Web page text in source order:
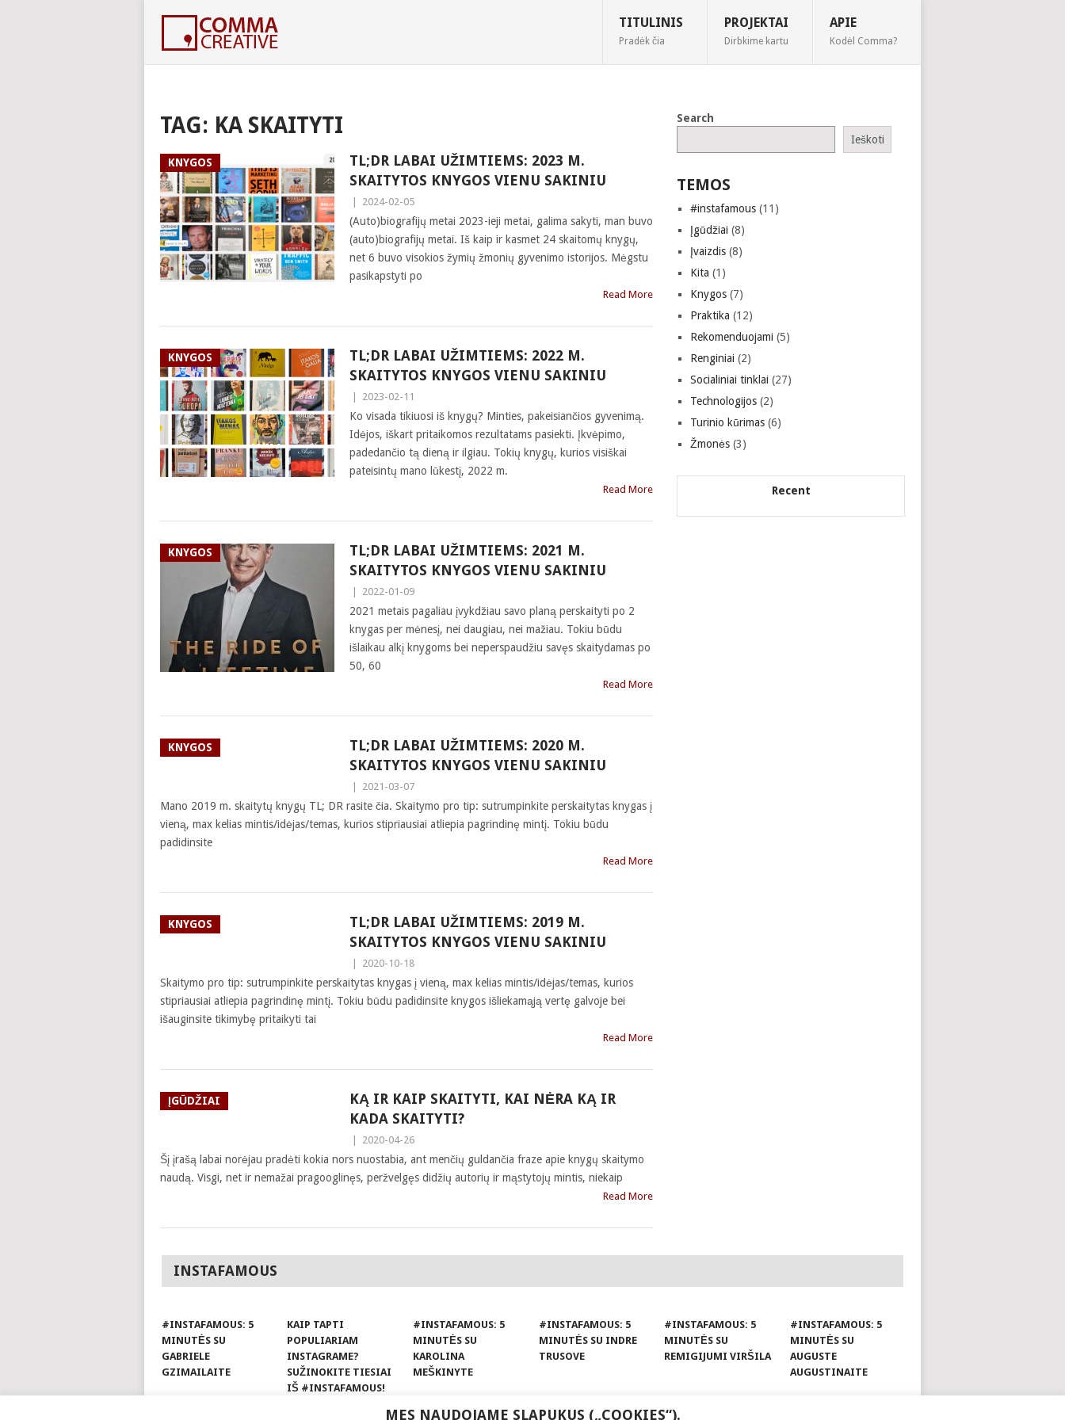
TITULINIS
Pradėk čia
PROJEKTAI
Dirbkime kartu
APIE
Kodėl Comma?
TAG: KA SKAITYTI
KNYGOS
TL;DR LABAI UŽIMTIEMS: 2023 M.
SKAITYTOS KNYGOS VIENU SAKINIU
2024-02-05
(Auto)biografijų metai 2023-ieji metai, galima sakyti, man buvo
(auto)biografijų metai. Iš kaip ir kasmet 24 skaitomų knygų,
net 6 buvo visokios žymių žmonių gyvenimo istorijos. Mėgstu
pasikapstyti po
Read More
KNYGOS
TL;DR LABAI UŽIMTIEMS: 2022 M.
SKAITYTOS KNYGOS VIENU SAKINIU
2023-02-11
Ko visada tikiuosi iš knygų? Minties, pakeisiančios gyvenimą.
Idėjos, iškart pritaikomos rezultatams pasiekti. Įkvėpimo,
padedančio tą dieną ir ilgiau. Tokių knygų, kurios visiškai
pateisintų mano lūkestį, 2022 m.
Read More
KNYGOS
TL;DR LABAI UŽIMTIEMS: 2021 M.
SKAITYTOS KNYGOS VIENU SAKINIU
2022-01-09
2021 metais pagaliau įvykdžiau savo planą perskaityti po 2
knygas per mėnesį, nei daugiau, nei mažiau. Tokiu būdu
išlaikau alkį knygoms bei neperspaudžiu savęs skaitydamas po
50, 60
Read More
KNYGOS
TL;DR LABAI UŽIMTIEMS: 2020 M.
SKAITYTOS KNYGOS VIENU SAKINIU
2021-03-07
Mano 2019 m. skaitytų knygų TL; DR rasite čia. Skaitymo pro tip: sutrumpinkite perskaitytas knygas į
vieną, max kelias mintis/idėjas/temas, kurios stipriausiai atliepia pagrindinę mintį. Tokiu būdu
padidinsite
Read More
KNYGOS
TL;DR LABAI UŽIMTIEMS: 2019 M.
SKAITYTOS KNYGOS VIENU SAKINIU
2020-10-18
Skaitymo pro tip: sutrumpinkite perskaitytas knygas į vieną, max kelias mintis/idėjas/temas, kurios
stipriausiai atliepia pagrindinę mintį. Tokiu būdu padidinsite knygos išliekamąją vertę galvoje bei
išauginsite tikimybę pritaikyti tai
Read More
ĮGŪDŽIAI
KĄ IR KAIP SKAITYTI, KAI NĖRA KĄ IR
KADA SKAITYTI?
2020-04-26
Šį įrašą labai norėjau pradėti kokia nors nuostabia, ant menčių guldančia fraze apie knygų skaitymo
naudą. Visgi, net ir nemažai pragooglinęs, peržvelgęs didžių autorių ir mąstytojų mintis, niekaip
Read More
Search
Ieškoti
TEMOS
#instafamous (11)
Įgūdžiai (8)
Įvaizdis (8)
Kita (1)
Knygos (7)
Praktika (12)
Rekomenduojami (5)
Renginiai (2)
Socialiniai tinklai (27)
Technologijos (2)
Turinio kūrimas (6)
Žmonės (3)
Recent
INSTAFAMOUS
#INSTAFAMOUS: 5
MINUTĖS SU
GABRIELE
GZIMAILAITE
KAIP TAPTI
POPULIARIAM
INSTAGRAME?
SUŽINOKITE TIESIAI
IŠ #INSTAFAMOUS!
#INSTAFAMOUS: 5
MINUTĖS SU
KAROLINA
MEŠKINYTE
#INSTAFAMOUS: 5
MINUTĖS SU INDRE
TRUSOVE
#INSTAFAMOUS: 5
MINUTĖS SU
REMIGIJUMI VIRŠILA
#INSTAFAMOUS: 5
MINUTĖS SU
AUGUSTE
AUGUSTINAITE
MES NAUDOJAME SLAPUKUS („COOKIES“).